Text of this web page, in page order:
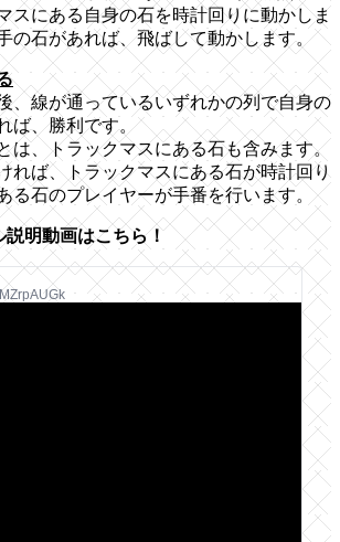
スにある自身の石を時計回りに動かしま
の石があれば、飛ばして動かします。
線が通っているいずれかの列で自身の
ば、勝利です。
トラックマスにある石も含みます。
ば、トラックマスにある石が時計回り
る石のプレイヤーが手番を行います。
明動画はこちら！